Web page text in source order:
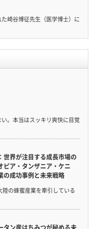
崎谷博征先生（医学博士）に
。本当はスッキリ爽快に目覚
世界が注目する成長市場の
ピア・タンザニア・ケニ
の成功事例と未来戦略
の蜂蜜産業を牽引している